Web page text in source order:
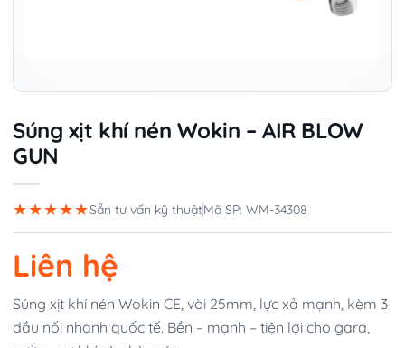
Súng xịt khí nén Wokin – AIR BLOW
GUN
★★★★★Sẵn tư vấn kỹ thuậtMã SP: WM-34308
Liên hệ
Súng xịt khí nén Wokin CE, vòi 25mm, lực xả mạnh, kèm 3
đầu nối nhanh quốc tế. Bền – mạnh – tiện lợi cho gara,